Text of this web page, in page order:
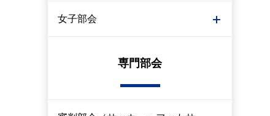
女子部会
専門部会